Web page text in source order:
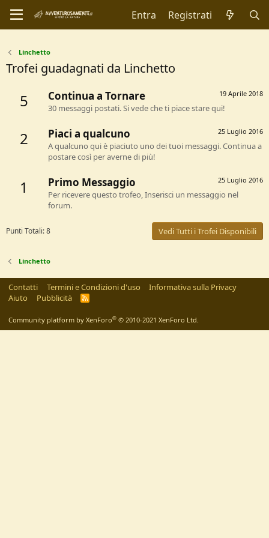
Entra Registrati
Linchetto
Trofei guadagnati da Linchetto
5 19 Aprile 2018
Continua a Tornare
30 messaggi postati. Si vede che ti piace stare qui!
2 25 Luglio 2016
Piaci a qualcuno
A qualcuno qui è piaciuto uno dei tuoi messaggi. Continua a
postare così per averne di più!
1 25 Luglio 2016
Primo Messaggio
Per ricevere questo trofeo, Inserisci un messaggio nel
forum.
Punti Totali: 8 Vedi Tutti i Trofei Disponibili
Linchetto
Contatti Termini e Condizioni d'uso
Informativa sulla Privacy
Aiuto
Pubblicità
R
Community platform by XenForo® © 2010-2021 XenForo Ltd.